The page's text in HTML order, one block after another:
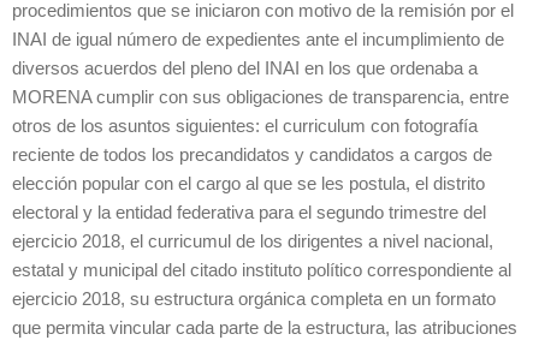
procedimientos que se iniciaron con motivo de la remisión por el
INAI de igual número de expedientes ante el incumplimiento de
diversos acuerdos del pleno del INAI en los que ordenaba a
MORENA cumplir con sus obligaciones de transparencia, entre
otros de los asuntos siguientes: el curriculum con fotografía
reciente de todos los precandidatos y candidatos a cargos de
elección popular con el cargo al que se les postula, el distrito
electoral y la entidad federativa para el segundo trimestre del
ejercicio 2018, el curricumul de los dirigentes a nivel nacional,
estatal y municipal del citado instituto político correspondiente al
ejercicio 2018, su estructura orgánica completa en un formato
que permita vincular cada parte de la estructura, las atribuciones